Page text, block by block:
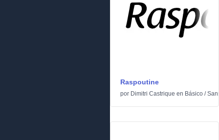
Raspoutine
por Dimitri Castrique en Básico /